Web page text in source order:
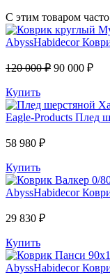
С этим товаром
AbyssHabidecor
120 000 ₽ 90 000 ₽
Купить
Eagle-Products Плед
58 980 ₽
Купить
AbyssHabidecor
29 830 ₽
Купить
AbyssHabidecor